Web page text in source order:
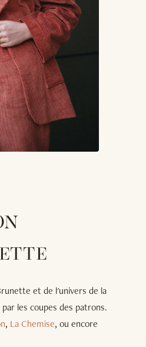
et de l'univers de la
les coupes des patrons.
, La Chemise, ou encore